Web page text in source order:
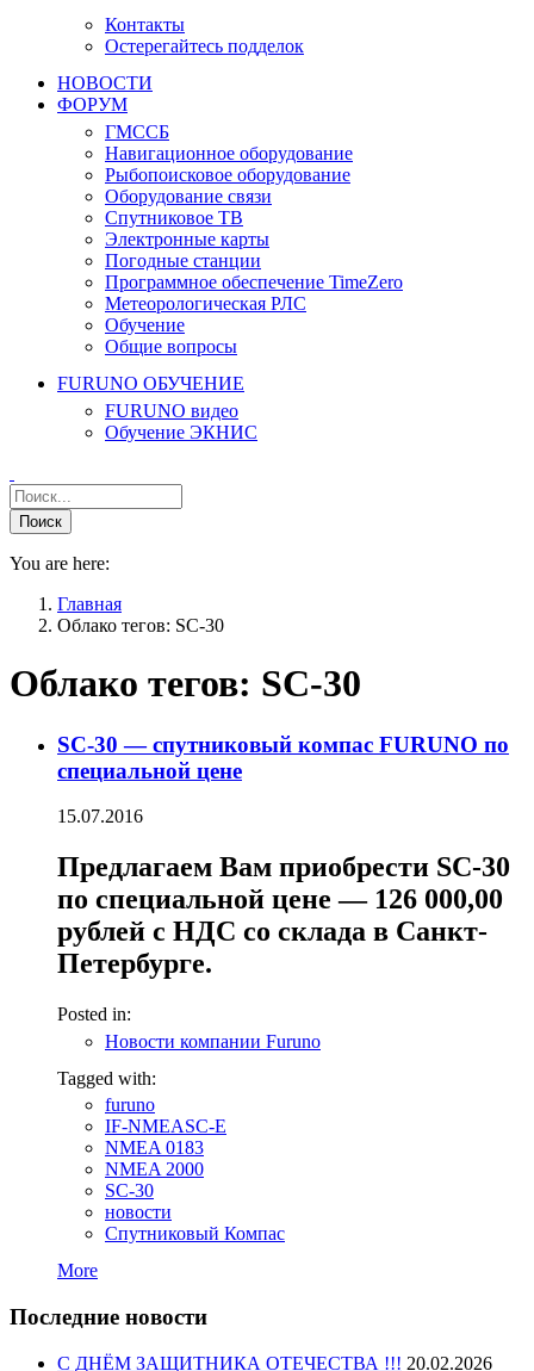
Контакты
Остерегайтесь подделок
НОВОСТИ
ФОРУМ
ГМССБ
Навигационное оборудование
Рыбопоисковое оборудование
Оборудование связи
Спутниковое ТВ
Электронные карты
Погодные станции
Программное обеспечение TimeZero
Метеорологическая РЛС
Обучение
Общие вопросы
FURUNO ОБУЧЕНИЕ
FURUNO видео
Обучение ЭКНИС
You are here:
Главная
Облако тегов: SC-30
Облако тегов: SC-30
SC-30 — спутниковый компас FURUNO по
специальной цене
15.07.2016
Предлагаем Вам приобрести SC-30
по специальной цене — 126 000,00
рублей с НДС со склада в Санкт-
Петербурге.
Posted in:
Новости компании Furuno
Tagged with:
furuno
IF-NMEASC-E
NMEA 0183
NMEA 2000
SC-30
новости
Спутниковый Компас
More
Последние новости
С ДНЁМ ЗАЩИТНИКА ОТЕЧЕСТВА !!! 20.02.2026